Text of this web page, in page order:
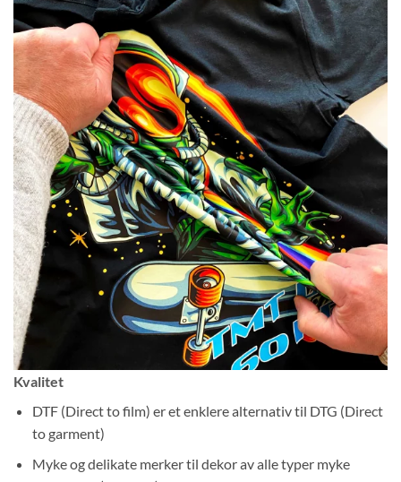
Kvalitet
DTF (Direct to film) er et enklere alternativ til DTG (Direct
to garment)
Myke og delikate merker til dekor av alle typer myke